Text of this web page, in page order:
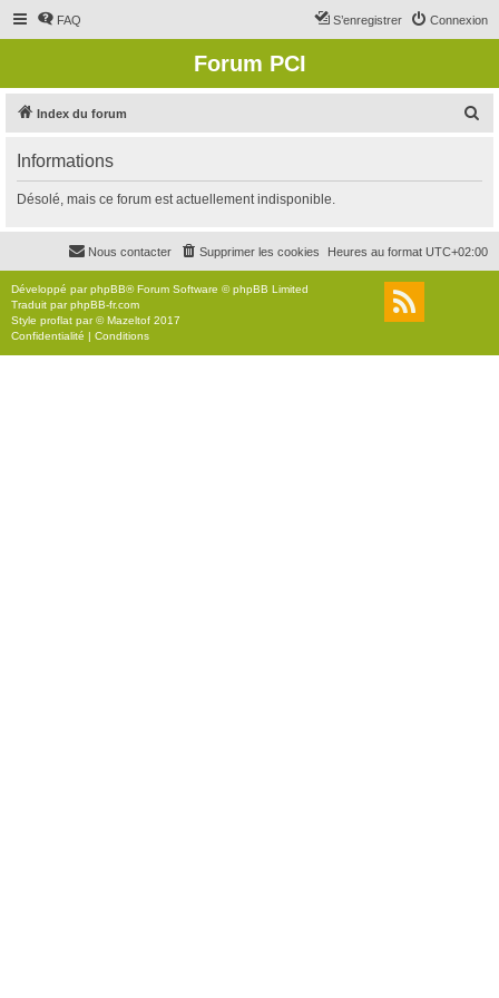
FAQ Connexion
S’enregistrer
Forum PCI
Index du forum
r
c
r
Informations
Désolé, mais ce forum est actuellement indisponible.
Heures au format UTC+02:00
Supprimer les cookies
Nous contacter
Développé parphpBB® Forum Software © phpBB Limited
Traduit parphpBB-fr.com
Style proflat par ©Mazeltof 2017
Confidentialité | Conditions